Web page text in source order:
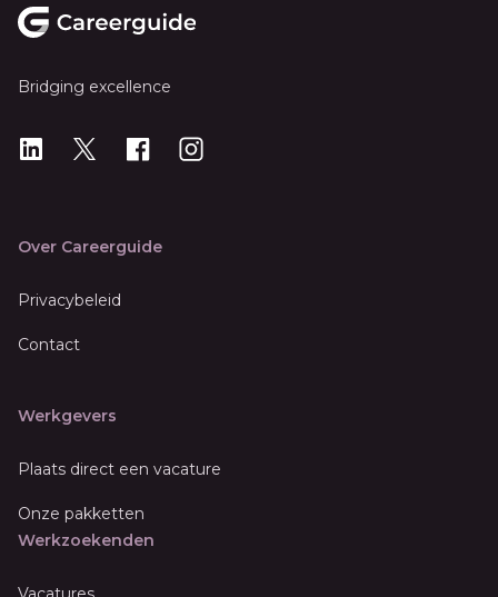
Bridging excellence
LinkedIn
X Instagram
Over Careerguide
Privacybeleid
Contact
Werkgevers
Plaats direct een vacature
Onze pakketten
Werkzoekenden